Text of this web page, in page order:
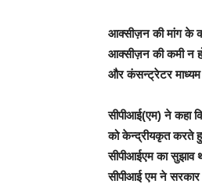
आक्सीज़न की मांग के
आक्सीज़न की कमी न
और कंसन्ट्रेटर माध्यम
सीपीआई(एम) ने कहा
को केन्द्रीयकृत करते
सीपीआईएम का सुझाव
सीपीआई एम ने सरकार